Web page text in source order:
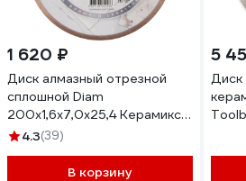
1 620 ₽
Диск алмазный отрезной
сплошной Diam
200x1,6x7,0x25,4 Керамикс-
Элит, серия Экстра
4.3(39)
В корзину
5
Диск